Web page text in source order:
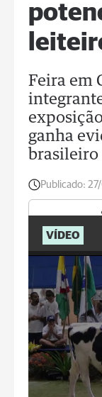
Feira em
ganha
brasileiro
Publicado:
VÍDEO